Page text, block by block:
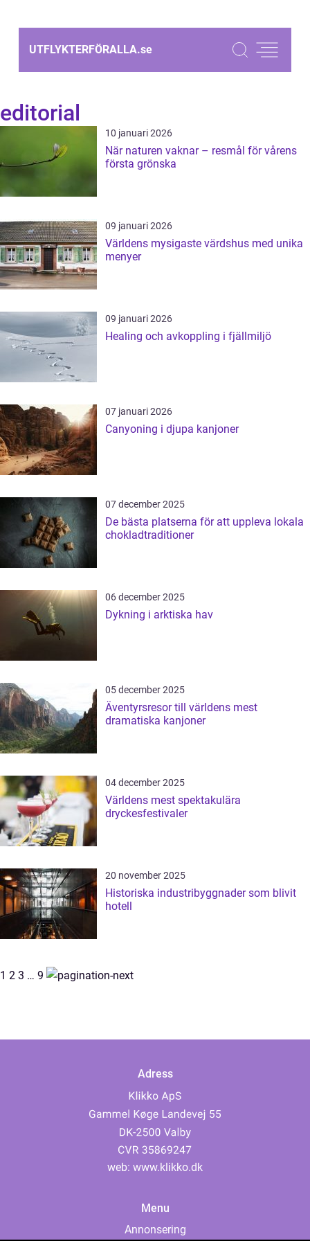
UTFLYKTERFÖRALLA.se
editorial
10 januari 2026
När naturen vaknar – resmål för vårens
första grönska
09 januari 2026
Världens mysigaste värdshus med unika
menyer
09 januari 2026
Healing och avkoppling i fjällmiljö
07 januari 2026
Canyoning i djupa kanjoner
07 december 2025
De bästa platserna för att uppleva lokala
chokladtraditioner
06 december 2025
Dykning i arktiska hav
05 december 2025
Äventyrsresor till världens mest
dramatiska kanjoner
04 december 2025
Världens mest spektakulära
dryckesfestivaler
20 november 2025
Historiska industribyggnader som blivit
hotell
1 2 3 … 9
Adress
web: www.klikko.dk
Menu
Annonsering